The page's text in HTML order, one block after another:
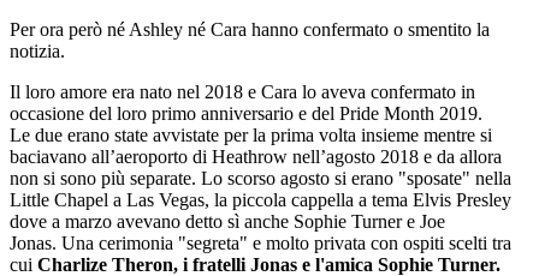
Per ora però né Ashley né Cara hanno confermato o smentito la
notizia.
Il loro amore era nato nel 2018 e Cara lo aveva confermato in
occasione del loro primo anniversario e del Pride Month 2019.
Le due erano state avvistate per la prima volta insieme mentre si
baciavano all’aeroporto di Heathrow nell’agosto 2018 e da allora
non si sono più separate. Lo scorso agosto si erano "sposate" nella
Little Chapel a Las Vegas, la piccola cappella a tema Elvis Presley
dove a marzo avevano detto sì anche Sophie Turner e Joe
Jonas. Una cerimonia "segreta" e molto privata con ospiti scelti tra
cui Charlize Theron, i fratelli Jonas e l'amica Sophie Turner.